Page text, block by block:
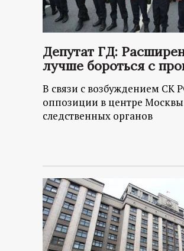
Депутат ГД:
лучше бороться с
В связи с возбуждением СК
оппозиции в центре
следственных органов